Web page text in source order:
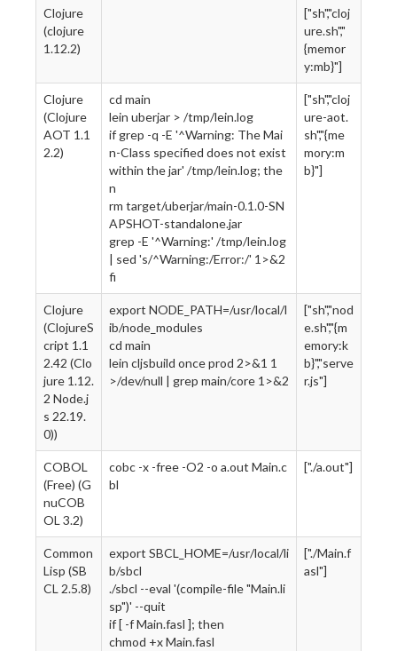
Clojure
(clojure
1.12.2)
["sh","cloj
ure.sh","
{memor
y:mb}"]
Clojure
(Clojure
AOT 1.1
2.2)
cd main
lein uberjar > /tmp/lein.log
if grep -q -E '^Warning: The Mai
n-Class specified does not exist
within the jar' /tmp/lein.log; the
n
rm target/uberjar/main-0.1.0-SN
APSHOT-standalone.jar
grep -E '^Warning:' /tmp/lein.log
| sed 's/^Warning:/Error:/' 1>&2
fi
["sh","cloj
ure-aot.
sh","{me
mory:m
b}"]
Clojure
(ClojureS
cript 1.1
2.42 (Clo
jure 1.12.
2 Node.j
s 22.19.
0))
export NODE_PATH=/usr/local/l
ib/node_modules
cd main
lein cljsbuild once prod 2>&1 1
>/dev/null | grep main/core 1>&2
["sh","nod
e.sh","{m
emory:k
b}","serve
r.js"]
COBOL
(Free) (G
nuCOB
OL 3.2)
cobc -x -free -O2 -o a.out Main.c
bl
["./a.out"]
Common
Lisp (SB
CL 2.5.8)
export SBCL_HOME=/usr/local/li
b/sbcl
./sbcl --eval '(compile-file "Main.li
sp")' --quit
if [ -f Main.fasl ]; then
chmod +x Main.fasl
["./Main.f
asl"]